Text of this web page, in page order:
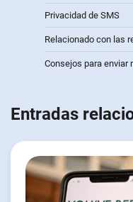
Privacidad de SMS
Relacionado con las
Consejos para enviar
Entradas